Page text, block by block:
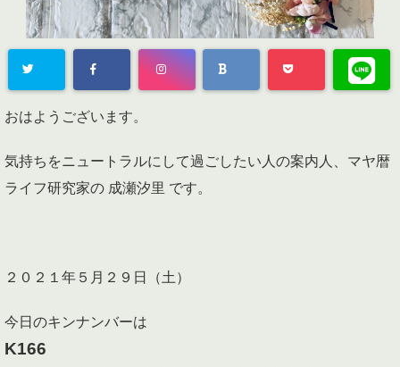
おはようございます。
気持ちをニュートラルにして過ごしたい人の案内人、マヤ暦
ライフ研究家の 成瀬汐里 です。
２０２１年５月２９日（土）
今日のキンナンバーは
K166